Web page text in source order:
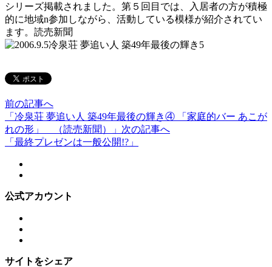
シリーズ掲載されました。第５回目では、入居者の方が積極
的に地域n参加しながら、活動している模様が紹介されてい
ます。読売新聞
前の記事へ
「冷泉荘 夢追い人 築49年最後の輝き④ 「家庭的バー あこが
れの形」 （読売新聞）」 次の記事へ
「最終プレゼンは一般公開!?」
公式アカウント
サイトをシェア